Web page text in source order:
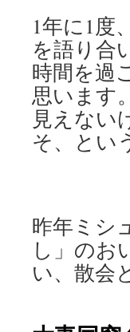
1年に1度
を語り合
時間を過
思います
見えない
そ、とい
昨年ミシ
し」のお
い、散会